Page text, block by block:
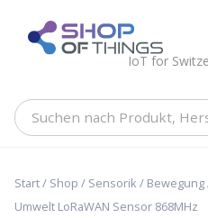
content
IoT for
Suchen
Hersteller,
Start/ Shop / Sensorik / Bewegung
Umwelt LoRaWAN Sensor 868MHz